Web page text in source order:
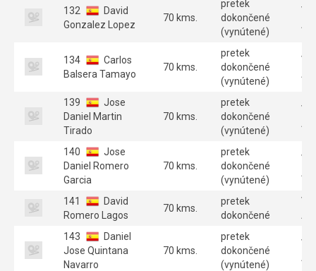
132
David
Gonzalez Lopez
70 kms.
pretek
dokončené
(vynútené)
A
134
Carlos
Balsera Tamayo
70 kms.
pretek
dokončené
(vynútené)
A
139
Jose
Daniel Martin
Tirado
70 kms.
pretek
dokončené
(vynútené)
A
140
Jose
Daniel Romero
Garcia
70 kms.
pretek
dokončené
(vynútené)
A
141
David
Romero Lagos
70 kms.
pretek
dokončené
A
143
Daniel
Jose Quintana
Navarro
70 kms.
pretek
dokončené
(vynútené)
A